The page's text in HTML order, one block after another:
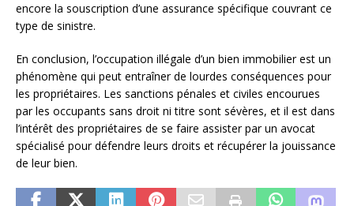
encore la souscription d’une assurance spécifique couvrant ce
type de sinistre.
En conclusion, l’occupation illégale d’un bien immobilier est un
phénomène qui peut entraîner de lourdes conséquences pour
les propriétaires. Les sanctions pénales et civiles encourues
par les occupants sans droit ni titre sont sévères, et il est dans
l’intérêt des propriétaires de se faire assister par un avocat
spécialisé pour défendre leurs droits et récupérer la jouissance
de leur bien.